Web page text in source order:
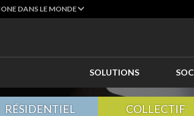
DANS LE MONDE
SOLUTIONS
RÉSIDENTIEL COLLECTIF